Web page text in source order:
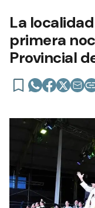
La
primera
Provincial